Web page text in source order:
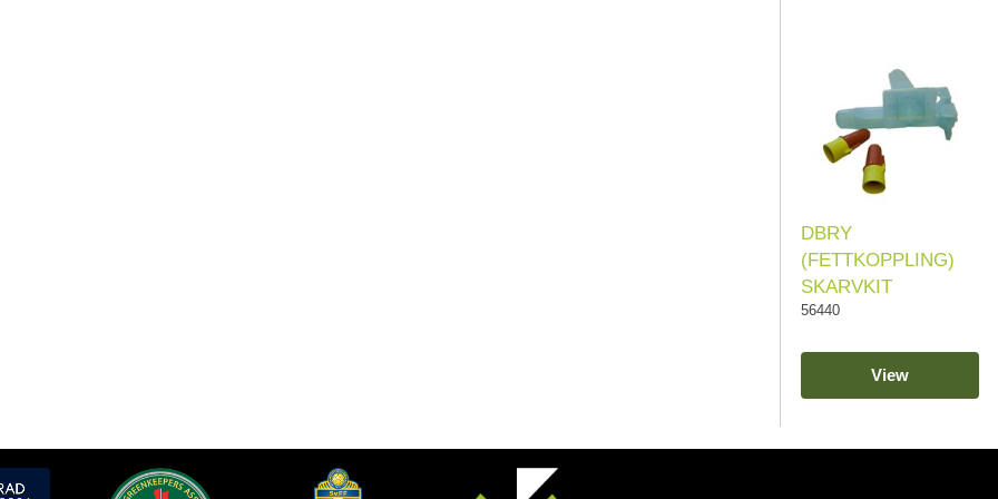
DBRY
(FETTKOPPLING)
SKARVKIT
56440
View